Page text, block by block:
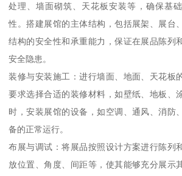
处理、墙面砌筑、天花板安装等，确保基
性。搭建展馆的主体结构，包括展架、展台
结构的安全性和承重能力，保证在展品陈列
安全隐患。
装修与安装施工：进行墙面、地面、天花板
要求选择合适的装修材料，如壁纸、地板、
时，安装展馆的设备，如空调、通风、消防
备的正常运行。
布展与调试：将展品按照设计方案进行陈列
放位置、角度、间距等，使其能够充分展示